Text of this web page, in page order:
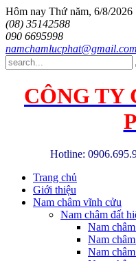
Hôm nay Thứ năm, 6/8/2026
(08) 35142588
090 6695998
namchamlucphat@gmail.com
CÔNG TY
Hotline:
Trang chủ
Giới thiệu
Nam châm vĩnh cửu
Nam châm đất
Nam
Nam
Nam